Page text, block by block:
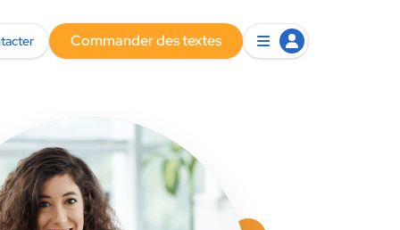
Commander des textes